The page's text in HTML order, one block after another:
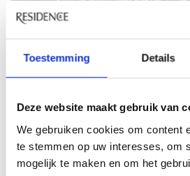
Toestemming Details
Deze website maakt gebruik van
We gebruiken cookies om content
te stemmen op uw interesses, om
mogelijk te maken en om het
ARIAKE -
Japans minimalisme, deze
dezelfde meubelfamilie zijn